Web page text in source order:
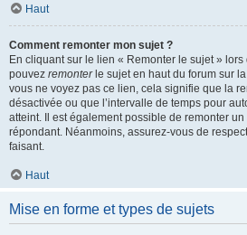
Haut
Comment remonter mon sujet ?
En cliquant sur le lien « Remonter le sujet »
pouvez remonterle sujet en haut du forum sur
vous ne voyez pas ce lien, cela signifie que la
désactivée ou que l’intervalle de temps pour
atteint. Il est également possible de remonter
répondant. Néanmoins, assurez-vous de
faisant.
Haut
Mise en forme et types de sujets